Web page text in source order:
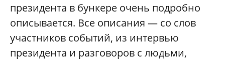
президента в бункере очень подробно
описывается. Все описания — со слов
участников событий, из интервью
президента и разговоров с людьми,